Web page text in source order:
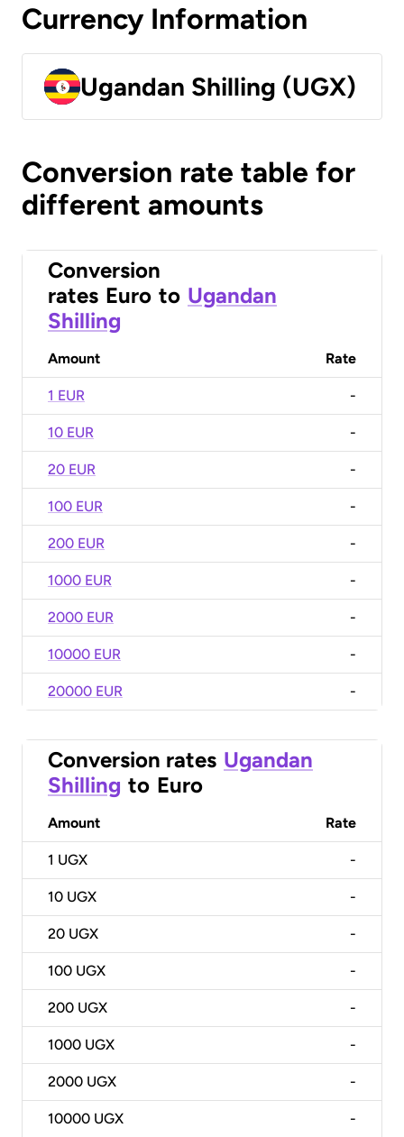
Currency Information
Ugandan Shilling (UGX)
Conversion rate table for
different amounts
Conversion
rates Euro to Ugandan
Shilling
Amount Rate
1 EUR -
10 EUR -
20 EUR -
100 EUR -
200 EUR -
1000 EUR -
2000 EUR -
10000 EUR -
20000 EUR -
Conversion rates Ugandan
Shilling to Euro
Amount Rate
1 UGX -
10 UGX -
20 UGX -
100 UGX -
200 UGX -
1000 UGX -
2000 UGX -
10000 UGX -